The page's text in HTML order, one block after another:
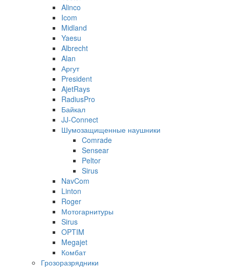
Alinco
Icom
Midland
Yaesu
Albrecht
Alan
Аргут
President
AjetRays
RadiusPro
Байкал
JJ-Connect
Шумозащищенные наушники
Comrade
Sensear
Peltor
Sirus
NavCom
Linton
Roger
Мотогарнитуры
Sirus
OPTIM
Megajet
Комбат
Грозоразрядники